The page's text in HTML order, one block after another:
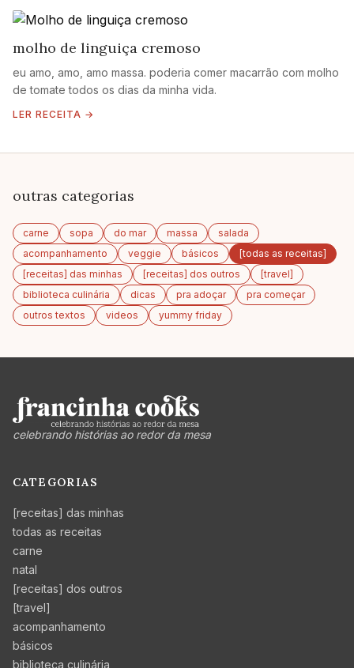
molho de linguiça cremoso
eu amo, amo, amo massa. poderia comer macarrão com molho
de tomate todos os dias da minha vida.
LER RECEITA →
outras categorias
carne sopa do mar massa
salada
acompanhamento
veggie básicos
[todas as receitas]
[receitas] das minhas
[receitas] dos outros
[travel]
biblioteca culinária
dicas pra adoçar
pra começar
outros textos
videos yummy friday
celebrando histórias ao redor da mesa
CATEGORIAS
[receitas] das minhas
todas as receitas
carne
natal
[receitas] dos outros
[travel]
acompanhamento
básicos
biblioteca culinária